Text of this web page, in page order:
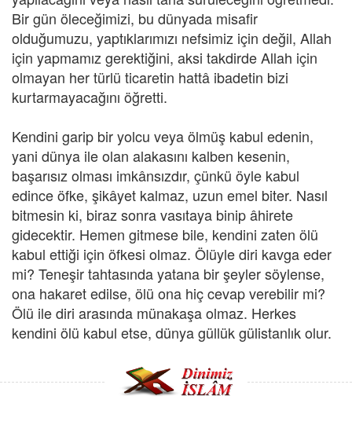
Bir gün öleceğimizi, bu dünyada misafir
olduğumuzu, yaptıklarımızı nefsimiz için değil, Allah
için yapmamız gerektiğini, aksi takdirde Allah için
olmayan her türlü ticaretin hattâ ibadetin bizi
kurtarmayacağını öğretti.
Kendini garip bir yolcu veya ölmüş kabul edenin,
yani dünya ile olan alakasını kalben kesenin,
başarısız olması imkânsızdır, çünkü öyle kabul
edince öfke, şikâyet kalmaz, uzun emel biter. Nasıl
bitmesin ki, biraz sonra vasıtaya binip âhirete
gidecektir. Hemen gitmese bile, kendini zaten ölü
kabul ettiği için öfkesi olmaz. Ölüyle diri kavga eder
mi? Teneşir tahtasında yatana bir şeyler söylense,
ona hakaret edilse, ölü ona hiç cevap verebilir mi?
Ölü ile diri arasında münakaşa olmaz. Herkes
kendini ölü kabul etse, dünya güllük gülistanlık olur.